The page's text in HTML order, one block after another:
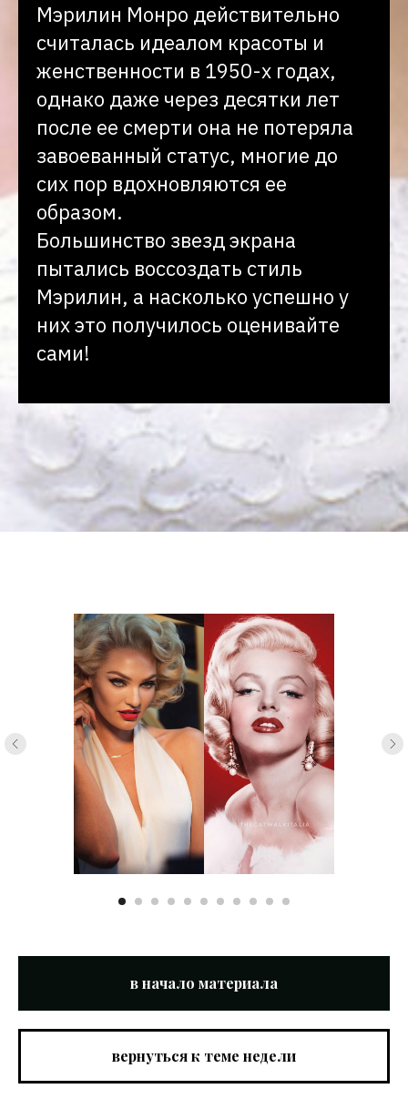
Мэрилин Монро действительно
считалась идеалом красоты и
женственности в 1950-х годах,
однако даже через десятки лет
после ее смерти она не потеряла
завоеванный статус, многие до
сих пор вдохновляются ее
образом.
Большинство звезд экрана
пытались воссоздать стиль
Мэрилин, а насколько успешно у
них это получилось оценивайте
сами!
в начало материала
вернуться к теме недели